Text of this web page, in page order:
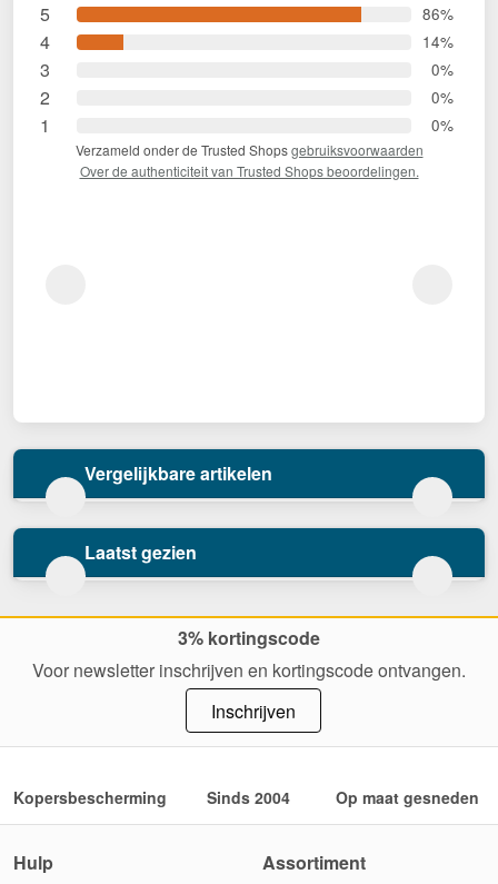
5 86%
4 14%
3 0%
2 0%
1 0%
Verzameld onder de Trusted Shopsgebruiksvoorwaarden
Over de authenticiteit van Trusted Shops beoordelingen.
Vergelijkbare artikelen
Laatst gezien
3% kortingscode
Voor newsletter inschrijven en kortingscode ontvangen.
Inschrijven
Kopersbescherming Sinds 2004 Op maat gesneden
Hulp
Assortiment